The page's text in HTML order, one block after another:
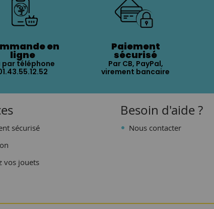
en
ligne
par téléphone
Paiement
sécurisé
Par CB, PayPal,
virement bancaire
sécurisé
vos jouets
Besoin d'aide ?
Nous contacter